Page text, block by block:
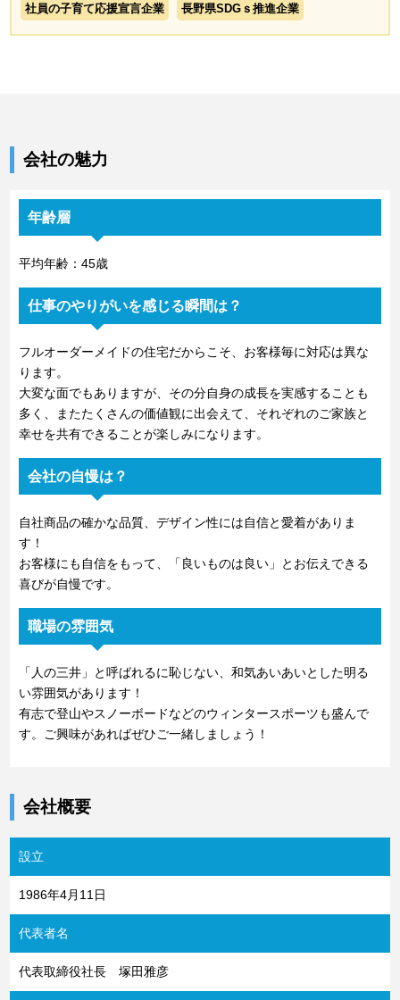
社員の子育て応援宣言企業 長野県SDGｓ推進企業
会社の魅力
年齢層
平均年齢：45歳
仕事のやりがいを感じる瞬間は？
フルオーダーメイドの住宅だからこそ、お客様毎に対応は異な
ります。
大変な面でもありますが、その分自身の成長を実感することも
多く、またたくさんの価値観に出会えて、それぞれのご家族と
幸せを共有できることが楽しみになります。
会社の自慢は？
自社商品の確かな品質、デザイン性には自信と愛着がありま
す！
お客様にも自信をもって、「良いものは良い」とお伝えできる
喜びが自慢です。
職場の雰囲気
「人の三井」と呼ばれるに恥じない、和気あいあいとした明る
い雰囲気があります！
有志で登山やスノーボードなどのウィンタースポーツも盛んで
す。ご興味があればぜひご一緒しましょう！
会社概要
設立
1986年4月11日
代表者名
代表取締役社長 塚田雅彦